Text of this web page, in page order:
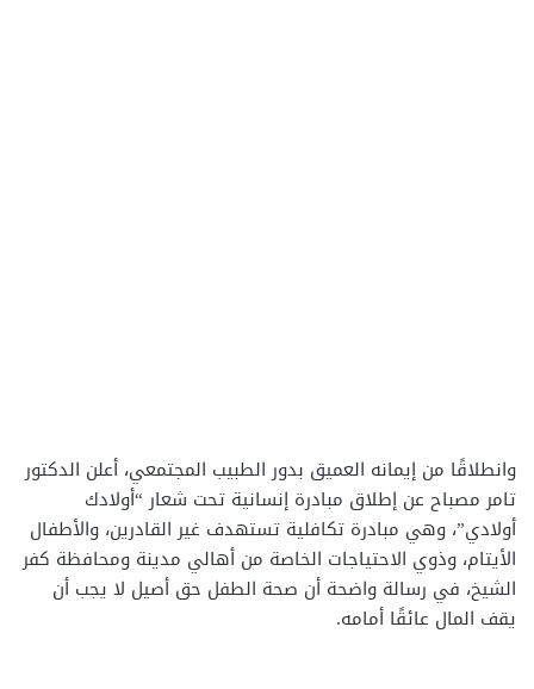
وانطلاقًا من إيمانه العميق بدور الطبيب المجتمعي، أعلن الدكتور
تامر مصباح عن إطلاق مبادرة إنسانية تحت شعار “أولادك
أولادي”، وهي مبادرة تكافلية تستهدف غير القادرين، والأطفال
الأيتام، وذوي الاحتياجات الخاصة من أهالي مدينة ومحافظة كفر
الشيخ، في رسالة واضحة أن صحة الطفل حق أصيل لا يجب أن
يقف المال عائقًا أمامه.